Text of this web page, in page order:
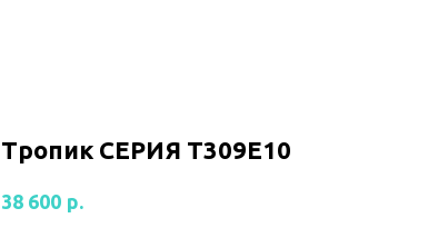
Тропик СЕРИЯ Т309E10
38 600 р.